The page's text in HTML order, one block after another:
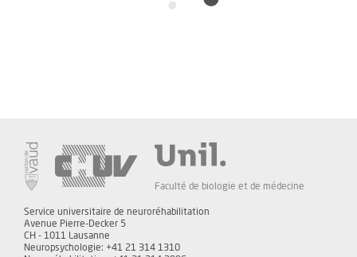
Faculté de biologie et de médecine
Service universitaire de neuroréhabilitation
Avenue Pierre-Decker 5
CH - 1011 Lausanne
Neuropsychologie: +41 21 314 1310